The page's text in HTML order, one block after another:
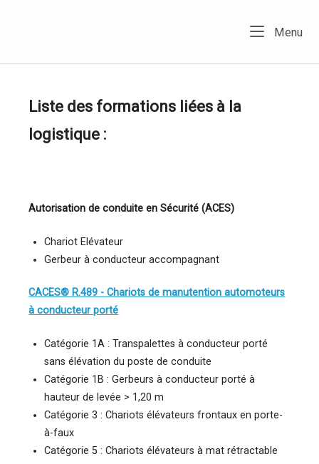
Menu
Liste des formations liées à la
logistique :
Autorisation de conduite en Sécurité (ACES)
Chariot Elévateur
Gerbeur à conducteur accompagnant
CACES® R.489 - Chariots de manutention automoteurs
à conducteur porté
Catégorie 1A : Transpalettes à conducteur porté
sans élévation du poste de conduite
Catégorie 1B : Gerbeurs à conducteur porté à
hauteur de levée > 1,20 m
Catégorie 3 : Chariots élévateurs frontaux en porte-
à-faux
Catégorie 5 : Chariots élévateurs à mat rétractable